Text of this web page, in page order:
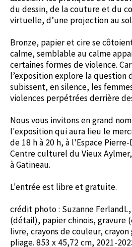
du dessin, de la couture et du
virtuelle, d’une projection au
Bronze, papier et cire se
calme, semblable au calme
certaines formes de violence.
l’exposition explore la question
subissent, en silence, les
violences perpétrées derrière
Nous vous invitons en grand
l'exposition qui aura lieu le
de 18 h à 20 h, à l'Espace
Centre culturel du Vieux
à Gatineau.
L'entrée est libre et gratuite.
crédit photo : Suzanne
(détail), papier chinois, gravure
livre, crayons de couleur,
pliage. 853 x 45,72 cm, 2021-